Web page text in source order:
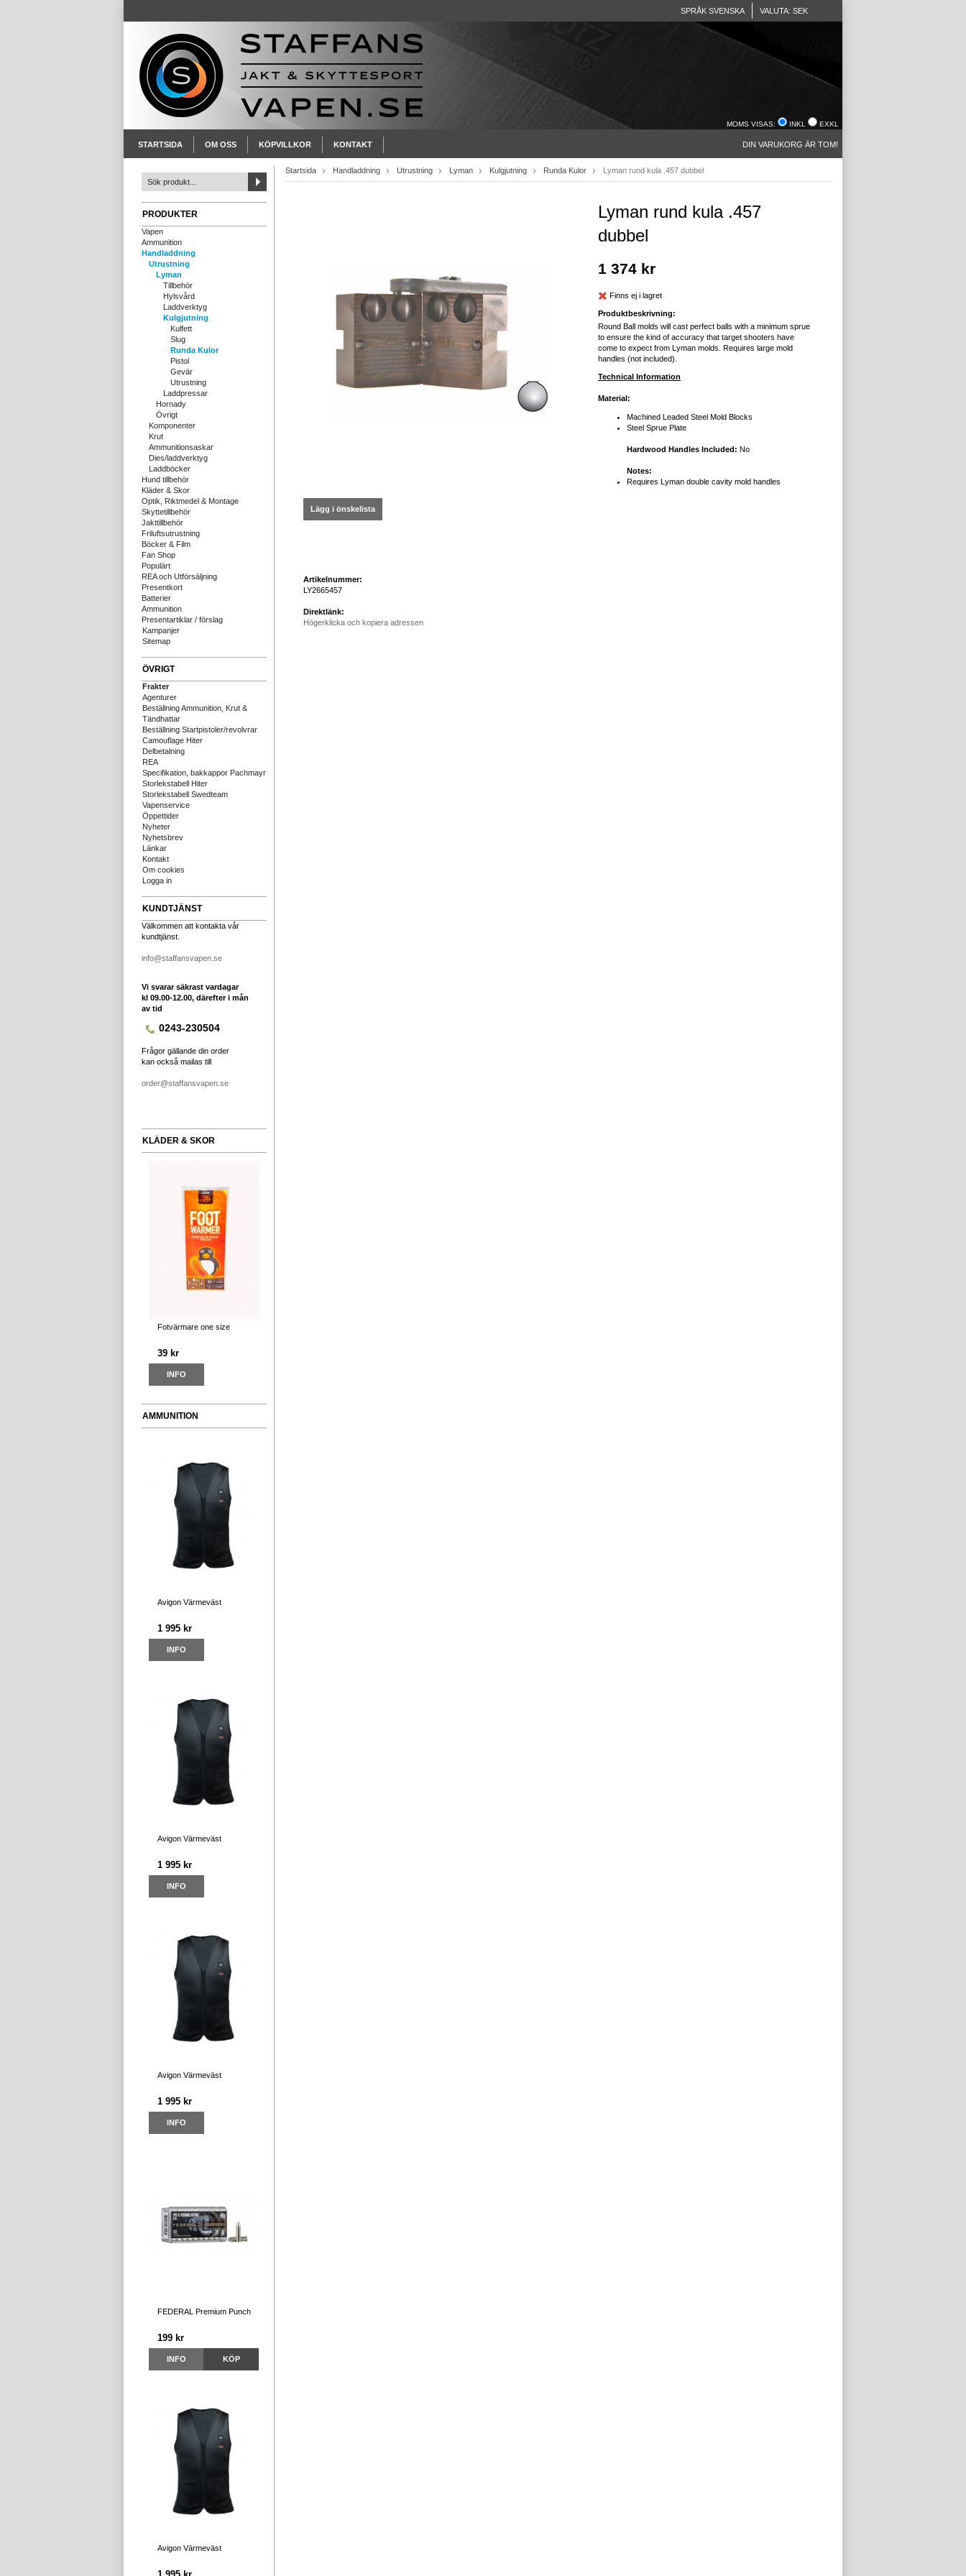
SPRÅK SVENSKA VALUTA: SEK
MOMS VISAS: INKL EXKL
STARTSIDA OM OSS KÖPVILLKOR KONTAKT DIN VARUKORG ÄR TOM!
PRODUKTER
Vapen
Ammunition
Handladdning
Utrustning
Lyman
Tillbehör
Hylsvård
Laddverktyg
Kulgjutning
Kulfett
Slug
Runda Kulor
Pistol
Gevär
Utrustning
Laddpressar
Hornady
Övrigt
Komponenter
Krut
Ammunitionsaskar
Dies/laddverktyg
Laddböcker
Hund tillbehör
Kläder & Skor
Optik, Riktmedel & Montage
Skyttetillbehör
Jakttillbehör
Friluftsutrustning
Böcker & Film
Fan Shop
Populärt
REA och Utförsäljning
Presentkort
Batterier
Ammunition
Presentartiklar / förslag
Kampanjer
Sitemap
ÖVRIGT
Frakter
Agenturer
Beställning Ammunition, Krut &
Tändhattar
Beställning Startpistoler/revolvrar
Camouflage Hiter
Delbetalning
REA
Specifikation, bakkappor Pachmayr
Storlekstabell Hiter
Storlekstabell Swedteam
Vapenservice
Öppettider
Nyheter
Nyhetsbrev
Länkar
Kontakt
Om cookies
Logga in
KUNDTJÄNST
Välkommen att kontakta vår
kundtjänst.
info@staffansvapen.se
Vi svarar säkrast vardagar
kl 09.00-12.00, därefter i mån
av tid
0243-230504
Frågor gällande din order
kan också mailas till
order@staffansvapen.se
KLÄDER & SKOR
Fotvärmare one size
39 kr
INFO
AMMUNITION
Avigon Värmeväst
1 995 kr
INFO
Avigon Värmeväst
1 995 kr
INFO
Avigon Värmeväst
1 995 kr
INFO
FEDERAL Premium Punch
199 kr
INFO KÖP
Avigon Värmeväst
Startsida Handladdning Utrustning Lyman Kulgjutning Runda Kulor Lyman rund kula .457 dubbel
Lägg i önskelista
Artikelnummer:
LY2665457
Direktlänk:
Högerklicka och kopiera adressen
Lyman rund kula .457
dubbel
1 374 kr
Finns ej i lagret
Produktbeskrivning:
Round Ball molds will cast perfect balls with a minimum sprue
to ensure the kind of accuracy that target shooters have
come to expect from Lyman molds. Requires large mold
handles (not included).
Technical Information
Material:
Machined Leaded Steel Mold Blocks
Steel Sprue Plate
Hardwood Handles Included: No
Notes:
Requires Lyman double cavity mold handles